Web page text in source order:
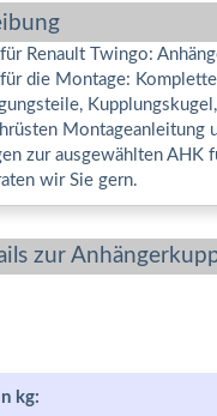
Renault Twingo:
die Montage:
Kupplungskugel,
Montageanleitung
zur ausgewählten AHK
wir Sie gern.
zur
kg: